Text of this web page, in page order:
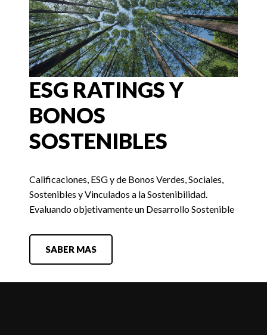
ESG RATINGS Y
BONOS
SOSTENIBLES
Calificaciones, ESG y de Bonos Verdes, Sociales,
Sostenibles y Vinculados a la Sostenibilidad.
Evaluando objetivamente un Desarrollo Sostenible
SABER MAS